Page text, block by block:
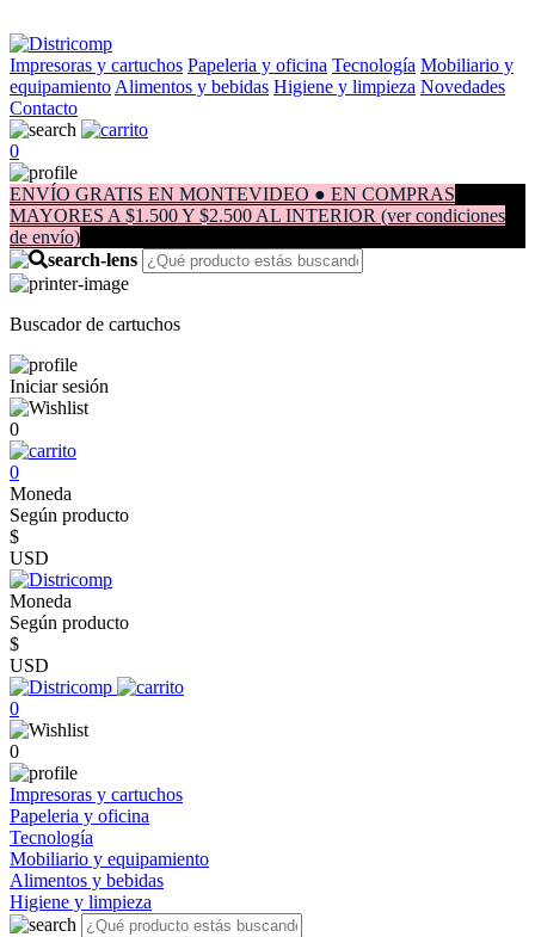
Impresoras y cartuchos Papeleria y oficina Tecnología Mobiliario y
equipamiento Alimentos y bebidas Higiene y limpieza Novedades
Contacto
0
ENVÍO GRATIS EN MONTEVIDEO ● EN COMPRAS
MAYORES A $1.500 Y $2.500 AL INTERIOR (ver condiciones
de envío)
Buscador de cartuchos
Iniciar sesión
0
0
Moneda
Según producto
$
USD
Moneda
Según producto
$
USD
0
0
Impresoras y cartuchos
Papeleria y oficina
Tecnología
Mobiliario y equipamiento
Alimentos y bebidas
Higiene y limpieza